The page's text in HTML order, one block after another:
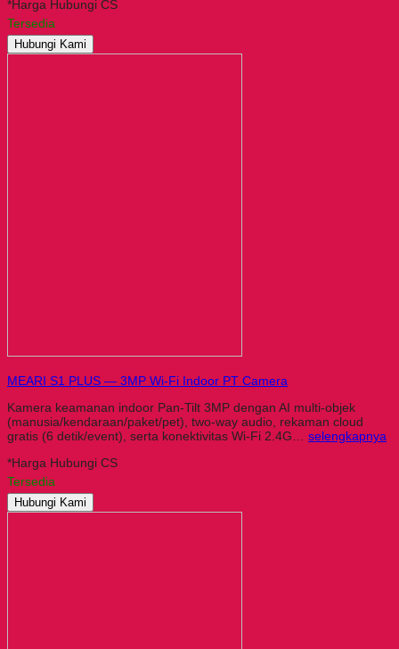
*Harga Hubungi CS
Tersedia
Hubungi Kami
MEARI S1 PLUS — 3MP Wi-Fi Indoor PT Camera
Kamera keamanan indoor Pan-Tilt 3MP dengan AI multi-objek
(manusia/kendaraan/paket/pet), two-way audio, rekaman cloud
gratis (6 detik/event), serta konektivitas Wi-Fi 2.4G… selengkapnya
*Harga Hubungi CS
Tersedia
Hubungi Kami